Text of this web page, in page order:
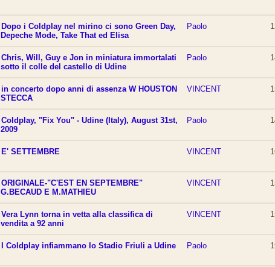
Dopo i Coldplay nel mirino ci sono Green Day,
Depeche Mode, Take That ed Elisa
Paolo
Chris, Will, Guy e Jon in miniatura immortalati
sotto il colle del castello di Udine
Paolo
in concerto dopo anni di assenza W HOUSTON
STECCA
VINCENT
Coldplay, "Fix You" - Udine (Italy), August 31st,
2009
Paolo
E' SETTEMBRE VINCENT
ORIGINALE-"C'EST EN SEPTEMBRE"
G.BECAUD E M.MATHIEU
VINCENT
Vera Lynn torna in vetta alla classifica di
vendita a 92 anni
VINCENT
I Coldplay infiammano lo Stadio Friuli a Udine Paolo